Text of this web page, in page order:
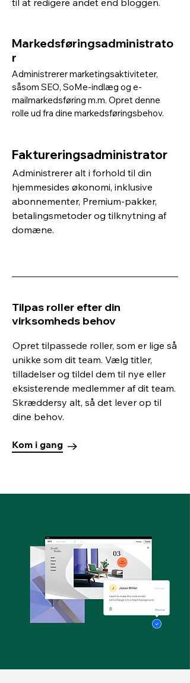
Tilpas roller efter din
virksomheds behov
Opret tilpassede roller, som er lige så
unikke som dit team. Vælg titler,
tilladelser og tildel dem til nye eller
eksisterende medlemmer af dit team.
Skræddersy alt, så det lever op til
dine behov.
Kom i gang
Faktureringsadministrator
Administrerer alt i forhold til din
hjemmesides økonomi, inklusive
abonnementer, Premium-pakker,
betalingsmetoder og tilknytning af
domæne.
Markedsføringsadministrato
r
Administrerer marketingsaktiviteter,
såsom SEO, SoMe-indlæg og e-
mailmarkedsføring m.m. Opret denne
rolle ud fra dine markedsføringsbehov.
til at redigere andet end bloggen.